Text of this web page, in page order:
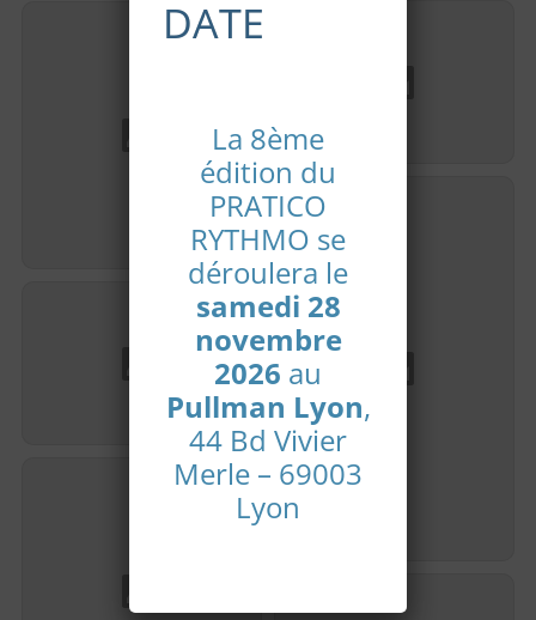
Jacques-Thierry
DATE
La 8ème
édition du
PRATICO
RYTHMO se
déroulera le
samedi 28
novembre
2026 au
Pullman Lyon,
44 Bd Vivier
Merle – 69003
Lyon